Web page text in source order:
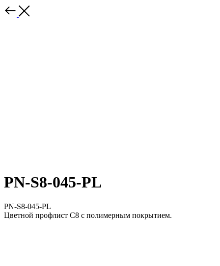
PN-S8-045-PL
PN-S8-045-PL
Цветной профлист С8 с полимерным покрытием.